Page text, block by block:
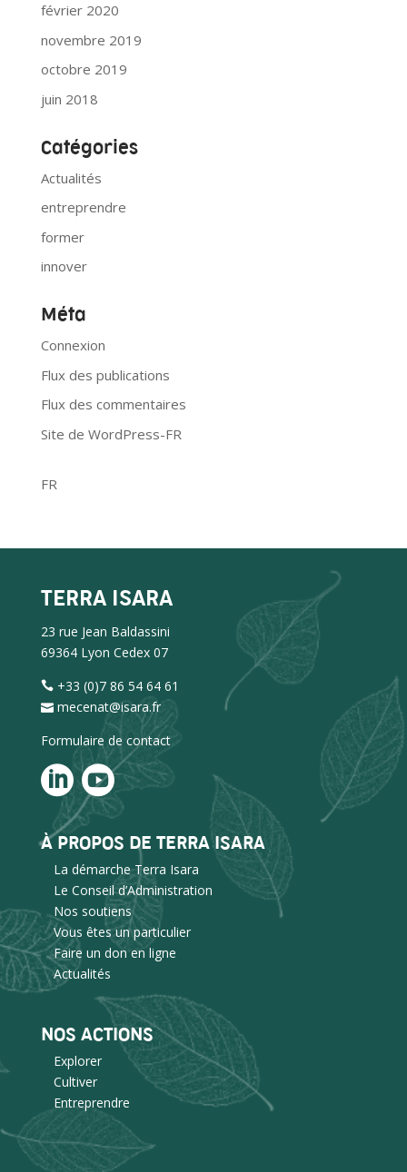
février 2020
novembre 2019
octobre 2019
juin 2018
Catégories
Actualités
entreprendre
former
innover
Méta
Connexion
Flux des publications
Flux des commentaires
Site de WordPress-FR
FR
TERRA ISARA
23 rue Jean Baldassini
69364 Lyon Cedex 07
+33 (0)7 86 54 64 61
mecenat@isara.fr
Formulaire de contact
À PROPOS DE TERRA ISARA
La démarche Terra Isara
Le Conseil d’Administration
Nos soutiens
Vous êtes un particulier
Faire un don en ligne
Actualités
NOS ACTIONS
Explorer
Cultiver
Entreprendre